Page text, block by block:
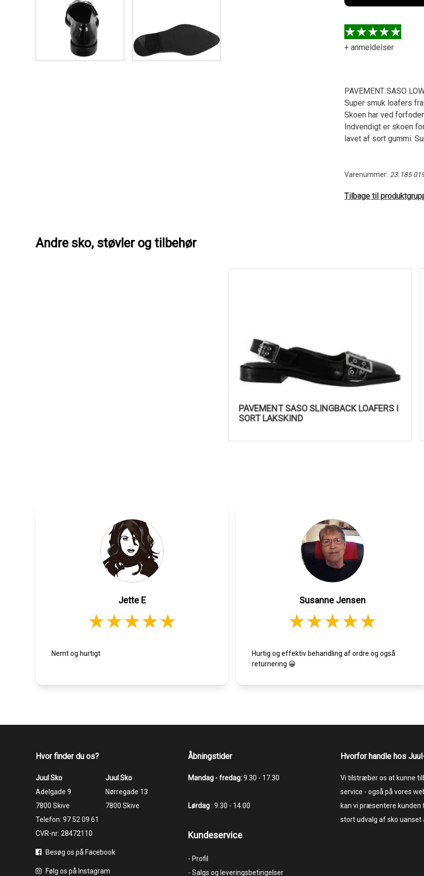
+ anmeldelser
PAVEMENT SASO
Super smuk loafers
Skoen har ved
Indvendigt er skoen
lavet af sort gummi.
Varenummer: 23.185
Tilbage til
Andre sko, støvler og tilbehør
PAVEMENT SASO SLINGBACK LOAFERS I
SORT LAKSKIND
Jette E
Nemt og hurtigt
Susanne Jensen
Hurtig og effektiv behandling af ordre og også
returnering 😀
Hvor finder du os?
Juul Sko
​​​​​​​Adelgade 9
7800 Skive
Telefon: 97 52 09 61
CVR-nr: 28472110
Juul Sko
​​​​​​​Nørregade 13
7800 Skive
Besøg os på Facebook
Følg os på Instagram
Åbningstider
Mandag - fredag:9.30 - 17.30
Lørdag: 9.30 - 14.00
Kundeservice
- Profil
- Salgs og leveringsbetingelser
Hvorfor handle hos
Vi tilstræber os at kunne
service - også på vores
kan vi præsentere kunden
stort udvalg af sko uanset